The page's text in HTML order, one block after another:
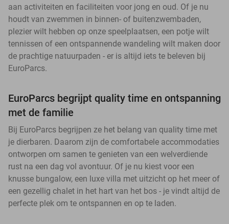
aan activiteiten en faciliteiten voor jong en oud. Of je nu
houdt van zwemmen in binnen- of buitenzwembaden,
plezier wilt hebben op onze speelplaatsen, een potje wilt
tennissen of een ontspannende wandeling wilt maken door
de prachtige natuurpaden - er is altijd iets te beleven bij
EuroParcs.
EuroParcs begrijpt quality time en ontspanning
met de familie
Bij EuroParcs begrijpen ze het belang van quality time met
je dierbaren. Daarom zijn de comfortabele accommodaties
ontworpen om samen te genieten van een welverdiende
rust na een dag vol avontuur. Of je nu kiest voor een
knusse bungalow, een luxe villa met uitzicht op het meer of
een gezellig chalet in het hart van het bos - je vindt altijd de
perfecte plek om te ontspannen en op te laden.